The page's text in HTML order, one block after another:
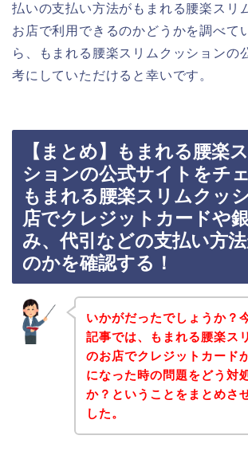
払いの支払い方法がもまれる腰楽スリ
お店で利用できるのかどうかを調べて
ら、もまれる腰楽スリムクッションの
考にしていただけると幸いです。
【まとめ】もまれる腰楽
ションの公式サイトをチェ
もまれる腰楽スリムクッ
店でクレジットカードや
み、代引などの支払い方
のかを確認する！
いかがだったでしょうか？
記事では、もまれる腰楽ス
のお店でクレジットカード
になった時の問題をどう対
か？ということをまとめさ
した。